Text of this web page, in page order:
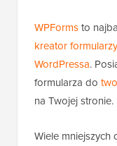
WPFormsto
kreator
WordPressa.
formularza do
na Twojej stronie.
Wiele mniejszych